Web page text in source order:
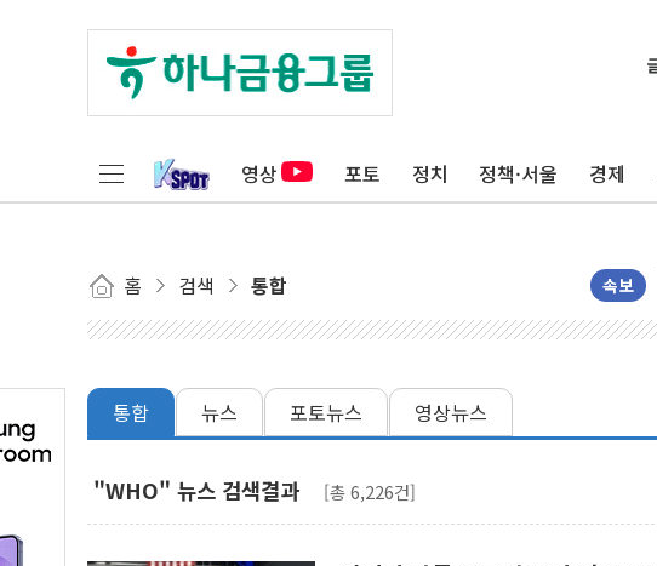
영상 포토 정치 정책·서울 경제
홈 검색 통합 속보
통합 뉴스 포토뉴스 영상뉴스
"WHO" 뉴스 검색결과 [총 6,226건]